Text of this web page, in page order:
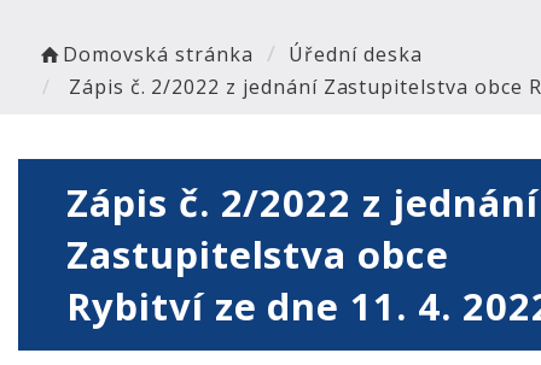
Domovská stránka
Úřední deska
Zápis č. 2/2022 z jednání Zastupitelstva obce
Zápis č. 2/2022 z jednání
Zastupitelstva obce
Rybitví ze dne 11. 4.